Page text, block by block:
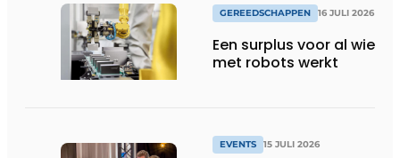
GEREEDSCHAPPEN 16 JULI 2026
Een surplus voor al wie
met robots werkt
EVENTS 15 JULI 2026